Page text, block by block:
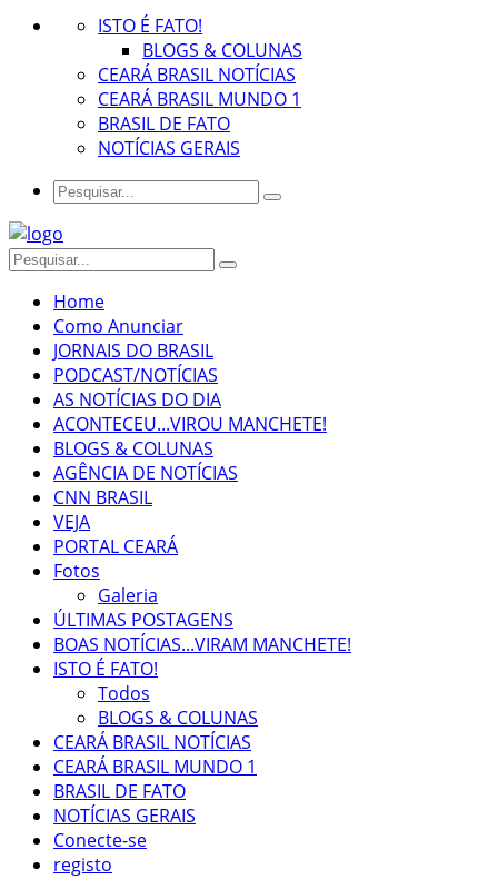
ISTO É FATO!
BLOGS & COLUNAS
CEARÁ BRASIL NOTÍCIAS
CEARÁ BRASIL MUNDO 1
BRASIL DE FATO
NOTÍCIAS GERAIS
Home
Como Anunciar
JORNAIS DO BRASIL
PODCAST/NOTÍCIAS
AS NOTÍCIAS DO DIA
ACONTECEU...VIROU MANCHETE!
BLOGS & COLUNAS
AGÊNCIA DE NOTÍCIAS
CNN BRASIL
VEJA
PORTAL CEARÁ
Fotos
Galeria
ÚLTIMAS POSTAGENS
BOAS NOTÍCIAS...VIRAM MANCHETE!
ISTO É FATO!
Todos
BLOGS & COLUNAS
CEARÁ BRASIL NOTÍCIAS
CEARÁ BRASIL MUNDO 1
BRASIL DE FATO
NOTÍCIAS GERAIS
Conecte-se
registo